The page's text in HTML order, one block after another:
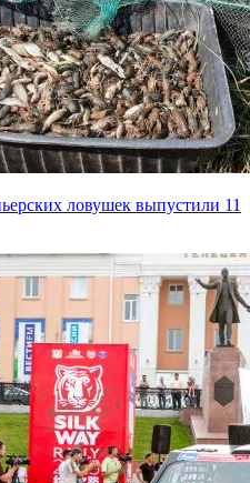
ловушек выпустили 11